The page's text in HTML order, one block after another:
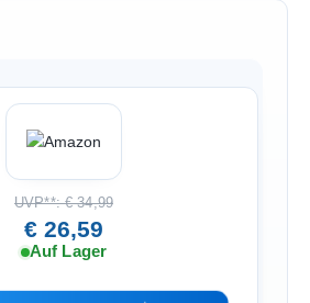
UVP**: € 34,99
€ 26,59
Auf Lager